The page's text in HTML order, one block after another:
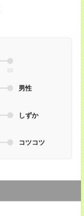
60
男性
しずか
コツコツ